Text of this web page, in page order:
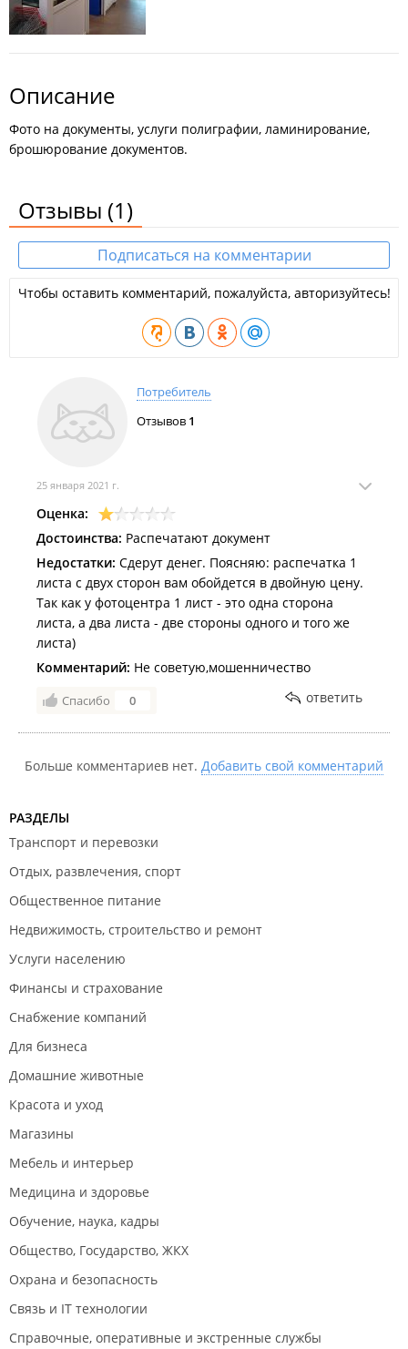
Описание
Фото на документы, услуги полиграфии, ламинирование,
брошюрование документов.
Отзывы (1)
Подписаться на комментарии
Чтобы оставить комментарий, пожалуйста, авторизуйтесь!
Потребитель
Отзывов 1
25 января 2021 г.
Оценка:
Достоинства: Распечатают документ
Недостатки: Сдерут денег. Поясняю: распечатка 1
листа с двух сторон вам обойдется в двойную цену.
Так как у фотоцентра 1 лист - это одна сторона
листа, а два листа - две стороны одного и того же
листа)
Комментарий: Не советую,мошенничество
Спасибо 0 ответить
Больше комментариев нет. Добавить свой комментарий
РАЗДЕЛЫ
Транспорт и перевозки
Отдых, развлечения, спорт
Общественное питание
Недвижимость, строительство и ремонт
Услуги населению
Финансы и страхование
Снабжение компаний
Для бизнеса
Домашние животные
Красота и уход
Магазины
Мебель и интерьер
Медицина и здоровье
Обучение, наука, кадры
Общество, Государство, ЖКХ
Охрана и безопасность
Связь и IT технологии
Справочные, оперативные и экстренные службы